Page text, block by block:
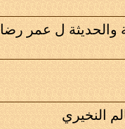
والحديثة ل عمر رضا
النخيري